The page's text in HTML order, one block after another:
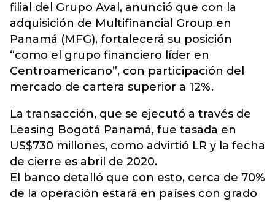
filial del Grupo Aval, anunció que con la
adquisición de Multifinancial Group en
Panamá (MFG), fortalecerá su posición
“como el grupo financiero líder en
Centroamericano”, con participación del
mercado de cartera superior a 12%.
La transacción, que se ejecutó a través de
Leasing Bogotá Panamá, fue tasada en
US$730 millones, como advirtió LR y la fecha
de cierre es abril de 2020.
El banco detalló que con esto, cerca de 70%
de la operación estará en países con grado